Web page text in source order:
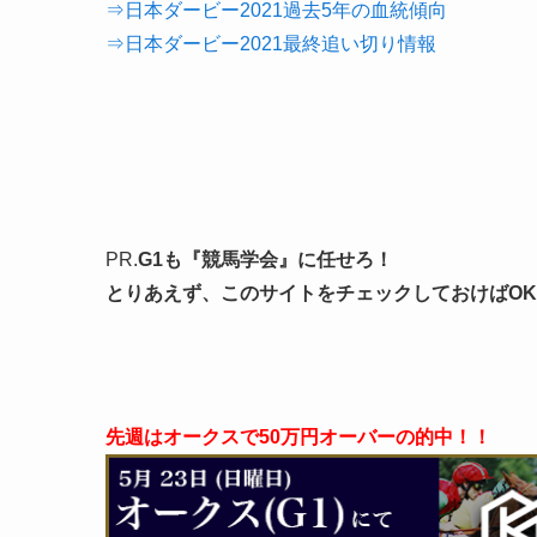
⇒日本ダービー2021過去5年の血統傾向
⇒日本ダービー2021最終追い切り情報
PR.G1も『競馬学会』に任せろ！
とりあえず、このサイトをチェックしておけば
先週はオークスで50万円オーバーの的中！！